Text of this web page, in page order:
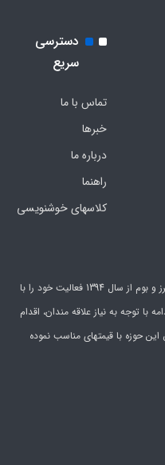
دسترسی
سریع
تماس با ما
خبرها
درباره ما
راهنما
کلاسهای خوشنویسی
تیم هنری کلک عشق با هدف اعتلای هنر این مرز و بوم از سال 1394 فعالیت خود را با
با توجه به نیاز علاقه مندان، اقدام
حوزه با قیمتهای مناسب نموده